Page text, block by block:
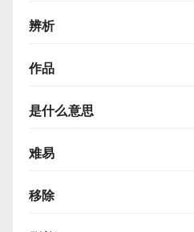
辨析
作品
是什么意思
难易
移除